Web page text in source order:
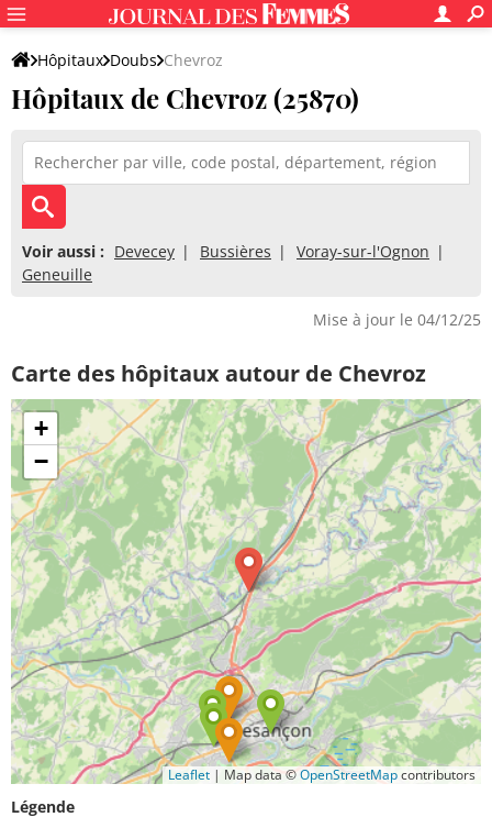
Hôpitaux Doubs Chevroz
Hôpitaux de Chevroz (25870)
Voir aussi : Devecey Bussières
Voray-sur-l'Ognon
Geneuille
Mise à jour le 04/12/25
Carte des hôpitaux autour de Chevroz
+
−
Leaflet | Map data ©OpenStreetMapcontributors
Légende